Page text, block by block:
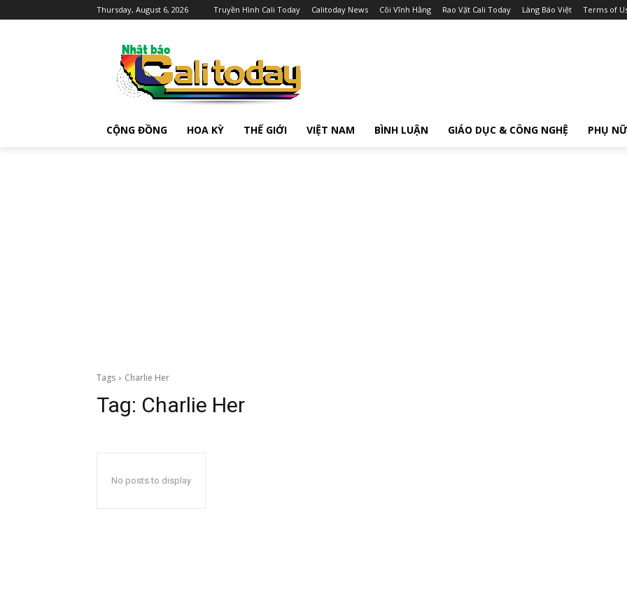
Thursday, August 6, 2026 Truyền Hình Cali Today Calitoday News Cõi Vĩnh Hằng Rao Vặt Cali Today Làng Báo Việt Terms of
CỘNG ĐỒNG HOA KỲ THẾ GIỚI VIỆT NAM BÌNH LUẬN GIÁO DỤC & CÔNG NGHỆ PHỤ NỮ
Tags Charlie Her
Tag: Charlie Her
No posts to display